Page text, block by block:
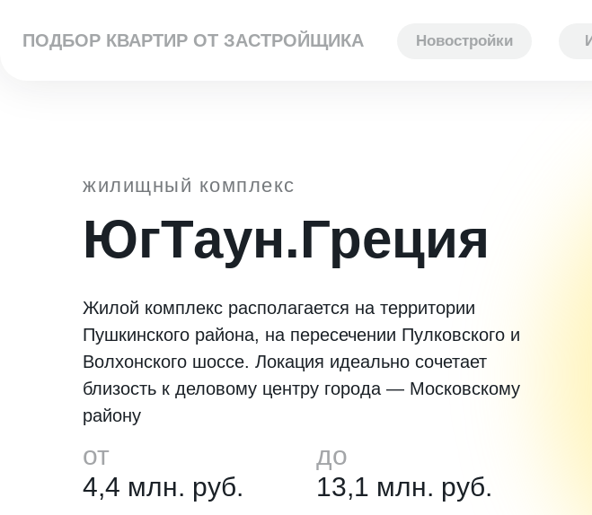
ПОДБОР КВАРТИР ОТ ЗАСТРОЙЩИКА Новостройки
Жилой комплекс располагается на территории
Пушкинского района, на пересечении Пулковского и
Волхонского шоссе. Локация идеально сочетает
близость к деловому центру города — Московскому
району
жилищный комплекс
ЮгТаун.Греция
4,4 млн. руб. 13,1 млн. руб.
от до